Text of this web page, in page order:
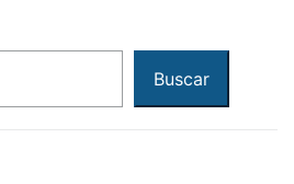
Buscar